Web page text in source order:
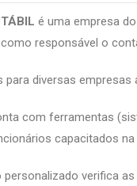
é uma empresa
responsável o
diversas
com ferramentas
capacitados
verifica